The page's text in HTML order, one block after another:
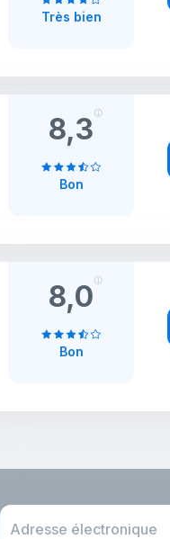
Très bien
8,3
Bon
8,0
Bon